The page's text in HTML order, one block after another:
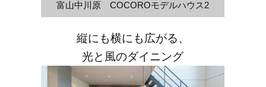
富山中川原 COCOROモデルハウス2
縦にも横にも広がる、
光と風のダイニング